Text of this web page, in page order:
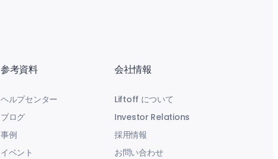
参考資料
ヘルプセンター
ブログ
事例
イベント
会社情報
Liftoff について
Investor Relations
採用情報
お問い合わせ